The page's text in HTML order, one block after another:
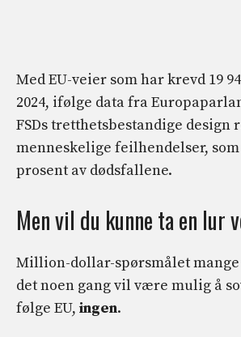
Med EU-veier som har krevd 19
2024, ifølge data fra
FSDs tretthetsbestandige design
menneskelige feilhendelser,
prosent av dødsfallene.
Men vil du kunne ta en lur
Million-dollar-spørsmålet
det noen gang vil være mulig å
følge EU, ingen.